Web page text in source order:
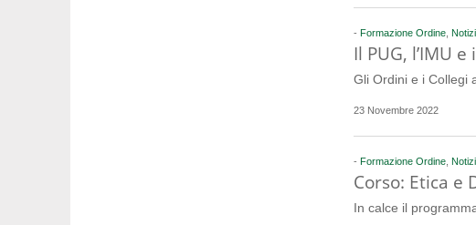
- Formazione Ordine,
Il PUG, l’IMU
Gli Ordini e i Collegi
23 Novembre 2022
- Formazione Ordine,
Corso: Etica e
In calce il